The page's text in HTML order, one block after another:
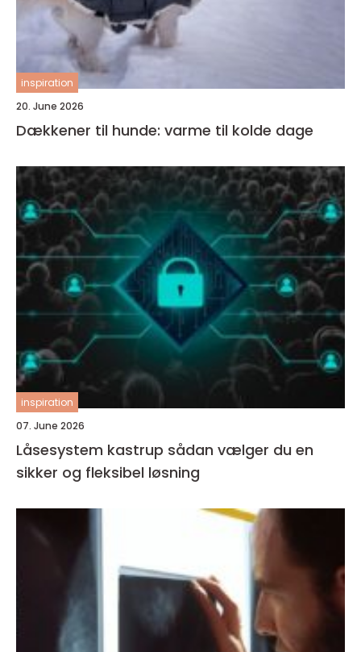
inspiration
20. June 2026
Dækkener til hunde: varme til kolde dage
inspiration
07. June 2026
Låsesystem kastrup sådan vælger du en
sikker og fleksibel løsning